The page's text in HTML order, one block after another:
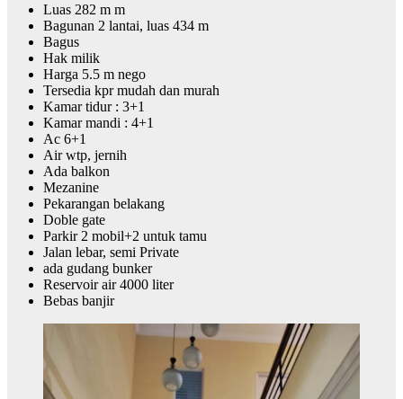
Luas 282 m m
Bagunan 2 lantai, luas 434 m
Bagus
Hak milik
Harga 5.5 m nego
Tersedia kpr mudah dan murah
Kamar tidur : 3+1
Kamar mandi : 4+1
Ac 6+1
Air wtp, jernih
Ada balkon
Mezanine
Pekarangan belakang
Doble gate
Parkir 2 mobil+2 untuk tamu
Jalan lebar, semi Private
ada gudang bunker
Reservoir air 4000 liter
Bebas banjir